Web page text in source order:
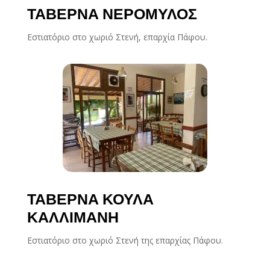
ΤΑΒΕΡΝΑ ΝΕΡΟΜΥΛΟΣ
Εστιατόριο στο χωριό Στενή, επαρχία Πάφου.
ΤΑΒΕΡΝΑ ΚΟΥΛΑ
ΚΑΛΛΙΜΑΝΗ
Εστιατόριο στο χωριό Στενή της επαρχίας Πάφου.